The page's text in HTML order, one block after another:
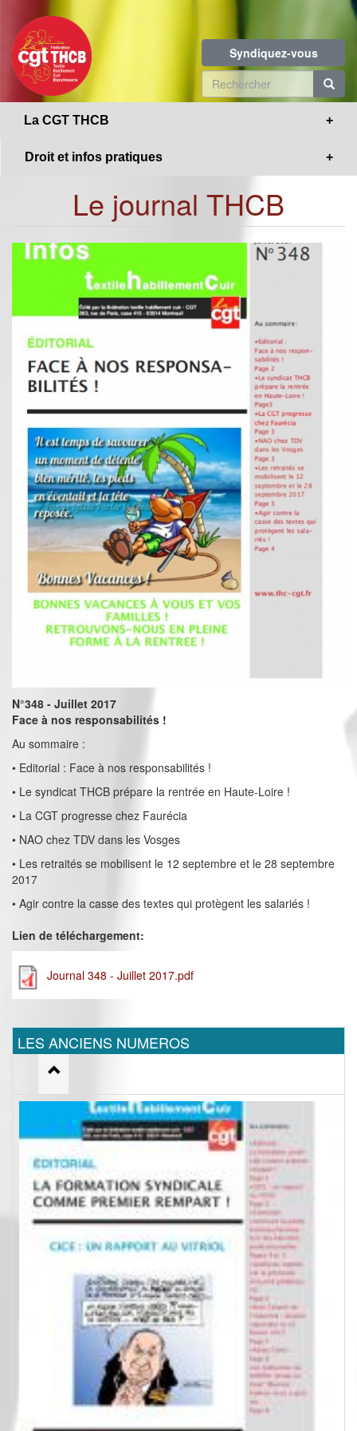
contenu
principal
Syndiquez-vous
Formulaire
de
La CGT THCB
Droit et infos pratiques
Le journal THCB
N°348 - Juillet 2017
Face à nos responsabilités !
Au sommaire :
• Editorial : Face à nos responsabilités !
• Le syndicat THCB prépare la rentrée en Haute-Loire !
• La CGT progresse chez Faurécia
• NAO chez TDV dans les Vosges
• Les retraités se mobilisent le 12 septembre et le 28 septembre
2017
• Agir contre la casse des textes qui protègent les salariés !
Lien de téléchargement:
Journal 348 - Juillet 2017.pdf
LES ANCIENS NUMEROS